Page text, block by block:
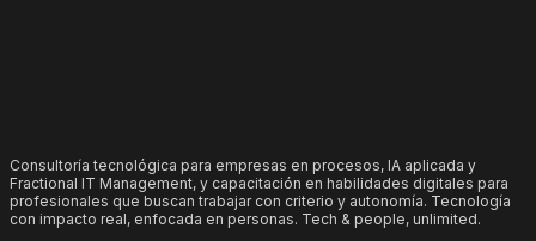
Consultoría tecnológica para empresas en procesos, IA aplicada y
Fractional IT Management, y capacitación en habilidades digitales para
profesionales que buscan trabajar con criterio y autonomía. Tecnología
con impacto real, enfocada en personas. Tech & people, unlimited.